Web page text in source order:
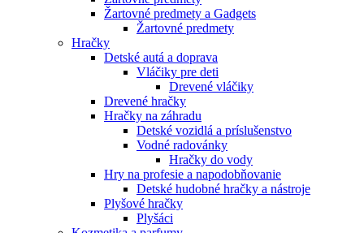
Žartovné predmety a Gadgets
Žartovné predmety
Hračky
Detské autá a doprava
Vláčiky pre deti
Drevené vláčiky
Drevené hračky
Hračky na záhradu
Detské vozidlá a príslušenstvo
Vodné radovánky
Hračky do vody
Hry na profesie a napodobňovanie
Detské hudobné hračky a nástroje
Plyšové hračky
Plyšáci